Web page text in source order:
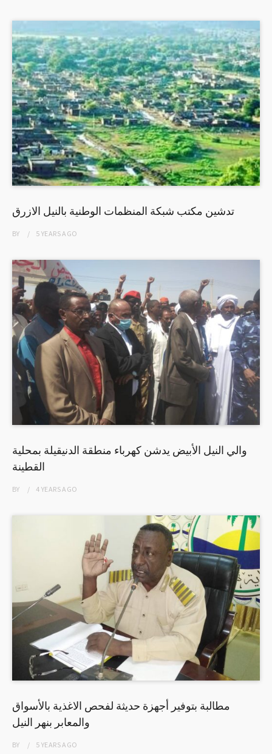
تدشين مكتب شبكة المنظمات الوطنية بالنيل الازرق
BY 5 YEARSAGO
والي النيل الأبيض يدشن كهرباء منطقة الدنيقيلة بمحلية
القطينة
BY 4 YEARSAGO
مطالبة بتوفير أجهزة حديثة لفحص الاغذية بالأسواق
والمعابر بنهر النيل
BY 5 YEARSAGO